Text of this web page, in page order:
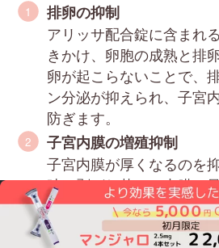
排卵の抑制
アリッサ配合錠に含まれ
きかけ、卵胞の成熟と排
卵が起こらないことで、
ン分泌が抑えられ、子宮
防ぎます。
子宮内膜の増殖抑制
子宮内膜が厚くなるのを
時に剥がれ落ちる内膜の
により、プロスタグラン
し、子宮の収縮が和らぎ